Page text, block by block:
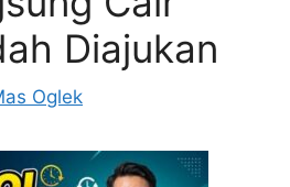
Diajukan
Oglek